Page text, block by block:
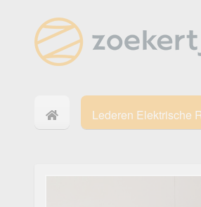
Lederen Elektrische